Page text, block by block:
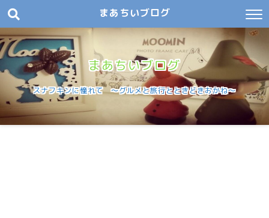
まあちいブログ
まあちいブログ
スナフキンに憧れて 〜グルメと旅行とときどきおかね〜